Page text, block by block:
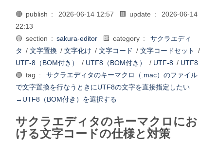
🔴 publish : 2026-06-14 12:57 🟥 update :
2026-06-14
22:13
🟡 section : sakura-editor 🟨 category :
サクラエディ
タ / 文字置換 / 文字化け / 文字コード / 文字コードセット
/
UTF-8（BOM付き）
/ UTF8（BOM付き） / UTF-8 / UTF8
🟢 tag :
サクラエディタのキーマクロ（.mac）のファイル
で文字置換を行なうときにUTF8の文字を直接指定したい
→UTF8（BOM付き）を選択する
サクラエディタのキーマクロにお
ける文字コードの仕様と対策